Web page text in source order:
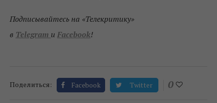
Подписывайтесь на «Телекритику»
в Telegram и Facebook!
Поделиться: Facebook Twitter 0